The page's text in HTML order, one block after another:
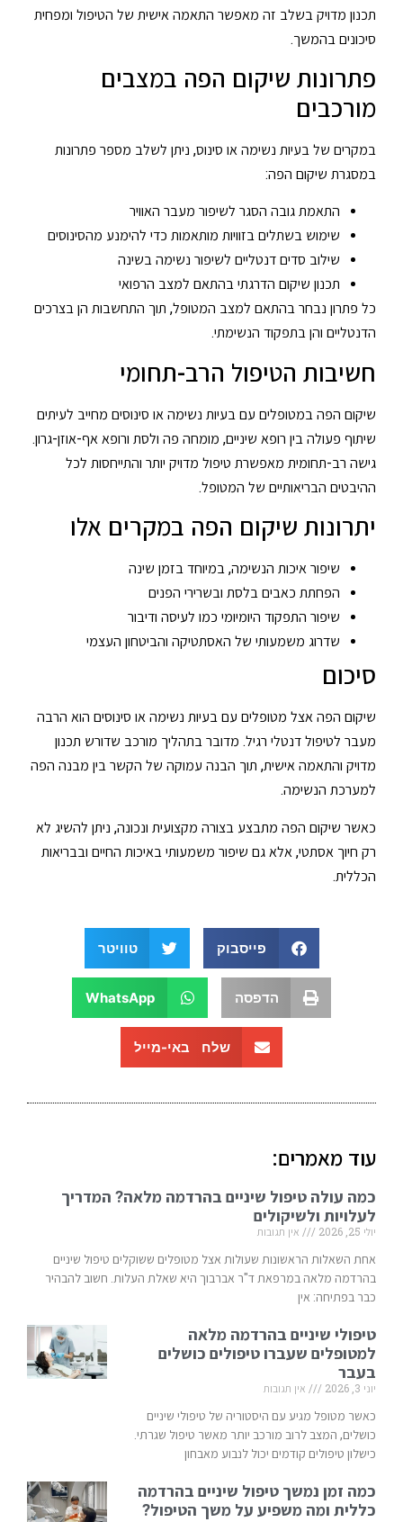
תכנון מדויק בשלב זה מאפשר התאמה אישית של הטיפול ומפחית
סיכונים בהמשך.
פתרונות שיקום הפה במצבים
מורכבים
במקרים של בעיות נשימה או סינוס, ניתן לשלב מספר פתרונות
במסגרת שיקום הפה:
התאמת גובה הסגר לשיפור מעבר האוויר
שימוש בשתלים בזוויות מותאמות כדי להימנע מהסינוסים
שילוב סדים דנטליים לשיפור נשימה בשינה
תכנון שיקום הדרגתי בהתאם למצב הרפואי
כל פתרון נבחר בהתאם למצב המטופל, תוך התחשבות הן בצרכים
הדנטליים והן בתפקוד הנשימתי.
חשיבות הטיפול הרב-תחומי
שיקום הפה במטופלים עם בעיות נשימה או סינוסים מחייב לעיתים
שיתוף פעולה בין רופא שיניים, מומחה פה ולסת ורופא אף-אוזן-גרון.
גישה רב-תחומית מאפשרת טיפול מדויק יותר והתייחסות לכל
ההיבטים הבריאותיים של המטופל.
יתרונות שיקום הפה במקרים אלו
שיפור איכות הנשימה, במיוחד בזמן שינה
הפחתת כאבים בלסת ובשרירי הפנים
שיפור התפקוד היומיומי כמו לעיסה ודיבור
שדרוג משמעותי של האסתטיקה והביטחון העצמי
סיכום
שיקום הפה אצל מטופלים עם בעיות נשימה או סינוסים הוא הרבה
מעבר לטיפול דנטלי רגיל. מדובר בתהליך מורכב שדורש תכנון
מדויק והתאמה אישית, תוך הבנה עמוקה של הקשר בין מבנה הפה
למערכת הנשימה.
כאשר שיקום הפה מתבצע בצורה מקצועית ונכונה, ניתן להשיג לא
רק חיוך אסתטי, אלא גם שיפור משמעותי באיכות החיים ובבריאות
הכללית.
פייסבוק טוויטר
הדפסה WhatsApp
שלח באי-מייל
עוד מאמרים:
כמה עולה טיפול שיניים בהרדמה מלאה? המדריך
לעלויות ולשיקולים
יולי 25, 2026
אין תגובות
אחת השאלות הראשונות שעולות אצל מטופלים ששוקלים טיפול שיניים
בהרדמה מלאה במרפאת ד"ר אברבוך היא שאלת העלות. חשוב להבהיר
כבר בפתיחה: אין
טיפולי שיניים בהרדמה מלאה
למטופלים שעברו טיפולים כושלים
בעבר
יוני 3, 2026
אין תגובות
כאשר מטופל מגיע עם היסטוריה של טיפולי שיניים
כושלים, המצב לרוב מורכב יותר מאשר טיפול שגרתי.
כישלון טיפולים קודמים יכול לנבוע מאבחון
כמה זמן נמשך טיפול שיניים בהרדמה
כללית ומה משפיע על משך הטיפול?